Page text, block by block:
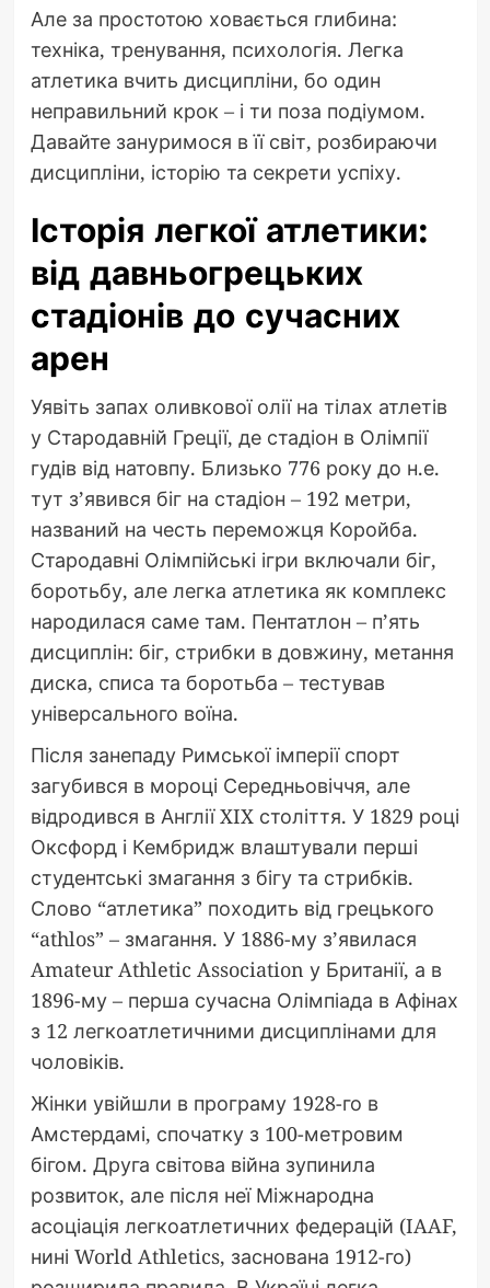
Але за простотою ховається глибина:
техніка, тренування, психологія. Легка
атлетика вчить дисципліни, бо один
неправильний крок – і ти поза подіумом.
Давайте зануримося в її світ, розбираючи
дисципліни, історію та секрети успіху.
Історія легкої атлетики:
від давньогрецьких
стадіонів до сучасних
арен
Уявіть запах оливкової олії на тілах атлетів
у Стародавній Греції, де стадіон в Олімпії
гудів від натовпу. Близько 776 року до н.е.
тут з’явився біг на стадіон – 192 метри,
названий на честь переможця Коройба.
Стародавні Олімпійські ігри включали біг,
боротьбу, але легка атлетика як комплекс
народилася саме там. Пентатлон – п’ять
дисциплін: біг, стрибки в довжину, метання
диска, списа та боротьба – тестував
універсального воїна.
Після занепаду Римської імперії спорт
загубився в мороці Середньовіччя, але
відродився в Англії XIX століття. У 1829 році
Оксфорд і Кембридж влаштували перші
студентські змагання з бігу та стрибків.
Слово “атлетика” походить від грецького
“athlos” – змагання. У 1886-му з’явилася
Amateur Athletic Association у Британії, а в
1896-му – перша сучасна Олімпіада в Афінах
з 12 легкоатлетичними дисциплінами для
чоловіків.
Жінки увійшли в програму 1928-го в
Амстердамі, спочатку з 100-метровим
бігом. Друга світова війна зупинила
розвиток, але після неї Міжнародна
асоціація легкоатлетичних федерацій (IAAF,
нині World Athletics, заснована 1912-го)